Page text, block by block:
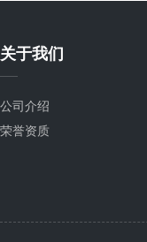
关于我们
公司介绍
荣誉资质